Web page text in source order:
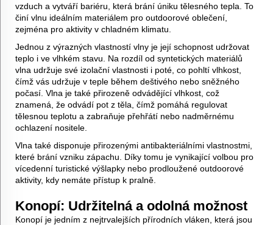
vzduch a vytváří bariéru, která brání úniku tělesného tepla. To
činí vlnu ideálním materiálem pro outdoorové oblečení,
zejména pro aktivity v chladném klimatu.
Jednou z výrazných vlastností vlny je její schopnost udržovat
teplo i ve vlhkém stavu. Na rozdíl od syntetických materiálů
vlna udržuje své izolační vlastnosti i poté, co pohltí vlhkost,
čímž vás udržuje v teple během deštivého nebo sněžného
počasí. Vlna je také přirozeně odvádějící vlhkost, což
znamená, že odvádí pot z těla, čímž pomáhá regulovat
tělesnou teplotu a zabraňuje přehřátí nebo nadměrnému
ochlazení nositele.
Vlna také disponuje přirozenými antibakteriálními vlastnostmi,
které brání vzniku zápachu. Díky tomu je vynikající volbou pro
vícedenní turistické výšlapky nebo prodloužené outdoorové
aktivity, kdy nemáte přístup k pralně.
Konopí: Udržitelná a odolná možnost
Konopí je jedním z nejtrvalejších přírodních vláken, která jsou